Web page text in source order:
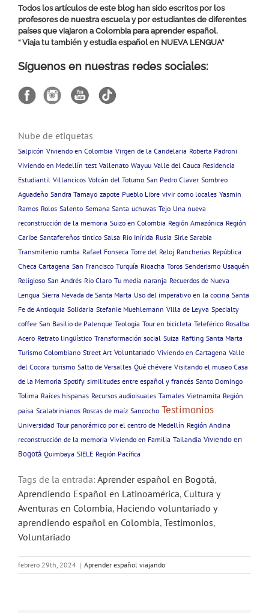
Todos los artículos de este blog han sido escritos por los
profesores de nuestra escuela y por estudiantes de diferentes
países que viajaron a Colombia para aprender español.
“ Viaja tu también y estudia español en NUEVA LENGUA“
Síguenos en nuestras redes sociales:
Nube de etiquetas
Salpicón Viviendo en Colombia Virgen de la Candelaria Roberta Padroni
Viviendo en Medellín test Vallenato Wayuu Valle del Cauca Residencia
Estudiantil Villancicos Volcán del Totumo San Pedro Claver Sombreo
Aguadeño Sandra Tamayo zapote Pueblo Libre vivir como locales Yasmin
Ramos Rolos Salento Semana Santa uchuvas Tejo Una nueva
reconstrucción de la memoria Suizo en Colombia Región Amazónica Región
Caribe Santafereños tintico Salsa Rio Inírida Rusia Sirle Sarabia
Transmilenio rumba Rafael Fonseca Torre del Reloj Rancherias República
Checa Cartagena San Francisco Turquía Rioacha Toros Senderismo Usaquén
Religioso San Andrés Rio Claro Tu media naranja Recuerdos de Nueva
Lengua Sierra Nevada de Santa Marta Uso del imperativo en la cocina Santa
Fe de Antioquia Solidaria Stefanie Muehlemann Villa de Leyva Specialty
coffee San Basilio de Palenque Teologia Tour en bicicleta Teleférico Rosalba
Acero Retrato lingüístico Transformación social Suiza Rafting Santa Marta
Turismo Colombiano Street Art Voluntariado Viviendo en Cartagena Valle
del Cocora turismo Salto de Versalles Qué chévere Visitando el museo Casa
de la Memoria Spotify similitudes entre español y francés Santo Domingo
Tolima Raíces hispanas Recursos audioisuales Tamales Vietnamita Región
paisa Scalabrinianos Roscas de maíz Sancocho Testimonios
Universidad Tour panorámico por el centro de Medellín Región Andina
reconstrucción de la memoria Viviendo en Familia Tailandia Viviendo en
Bogotá Quimbaya SIELE Región Pacífica
Tags de la entrada: Aprender español en Bogotá,
Aprendiendo Español en Latinoamérica, Cultura y
Aventuras en Colombia, Haciendo voluntariado y
aprendiendo español en Colombia, Testimonios,
Voluntariado
febrero 29th, 2024 | Aprender español viajando